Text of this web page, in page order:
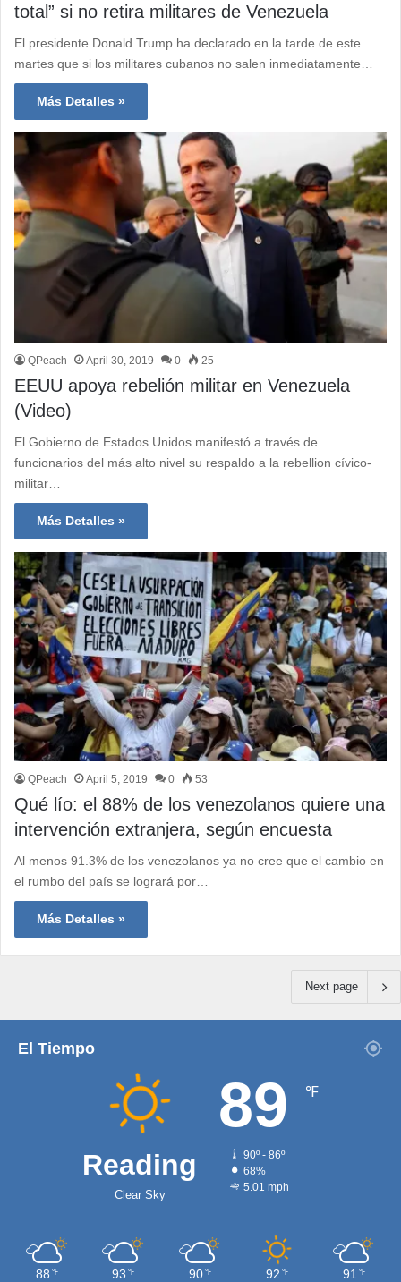
total” si no retira militares de Venezuela
El presidente Donald Trump ha declarado en la tarde de este
martes que si los militares cubanos no salen inmediatamente…
Más Detalles »
QPeach April 30, 2019 0 25
EEUU apoya rebelión militar en Venezuela
(Video)
El Gobierno de Estados Unidos manifestó a través de
funcionarios del más alto nivel su respaldo a la rebellion cívico-
militar…
Más Detalles »
QPeach April 5, 2019 0 53
Qué lío: el 88% de los venezolanos quiere una
intervención extranjera, según encuesta
Al menos 91.3% de los venezolanos ya no cree que el cambio en
el rumbo del país se logrará por…
Más Detalles »
Next page
El Tiempo
Reading
Clear Sky
89 ℉
90º - 86º
68%
5.01 mph
88 ℉ 93 ℉ 90 ℉ 92 ℉ 91 ℉